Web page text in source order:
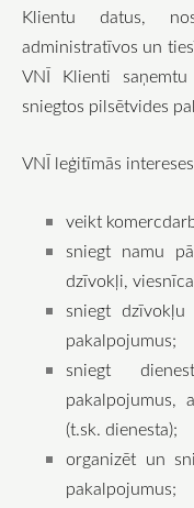
Klientu datus,
administratīvos un
VNĪ Klienti saņemtu
sniegtos pilsētvides
VNĪ leģitīmās
veikt
sniegt namu
dzīvokļi,
sniegt dzīvokļu
pakalpojumus;
sniegt
pakalpojumus,
(t.sk. dienesta);
organizēt un
pakalpojumus;